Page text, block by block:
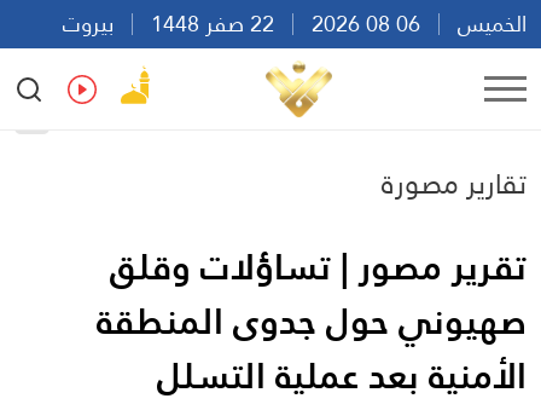
الخميس
بيروت
10:23
Ar
تقارير مصورة
تقرير مصور | تساؤلات وقلق
صهيوني حول جدوى المنطقة
الأمنية بعد عملية التسلل